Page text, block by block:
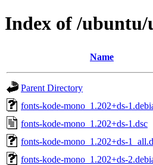
Index of /
Name
Parent Directory
fonts-kode-mono_1.202+ds-
fonts-kode-mono_1.202+ds-1.dsc
fonts-kode-mono_1.202+ds-
fonts-kode-mono_1.202+ds-